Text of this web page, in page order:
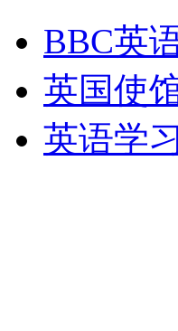
BBC英
英国使
英语学